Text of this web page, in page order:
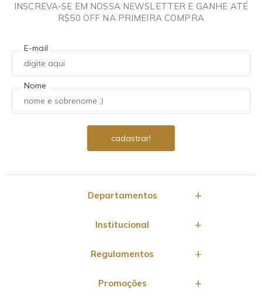
INSCREVA-SE EM NOSSA NEWSLETTER E GANHE ATÉ
R$50 OFF NA PRIMEIRA COMPRA
E-mail
Nome
Departamentos
Institucional
Regulamentos
Promoções